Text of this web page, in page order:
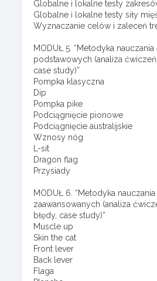
Globalne i lokalne testy
Globalne i lokalne testy siły
Wyznaczanie celów i zaleceń
MODUŁ 5. “Metodyka
podstawowych (analiza
case study)”
Pompka klasyczna
Dip
Pompka pike
Podciągnięcie pionowe
Podciągnięcie australijskie
Wznosy nóg
L-sit
Dragon flag
Przysiady
MODUŁ 6. “Metodyka
zaawansowanych (analiza
błędy, case study)”
Muscle up
Skin the cat
Front lever
Back lever
Flaga